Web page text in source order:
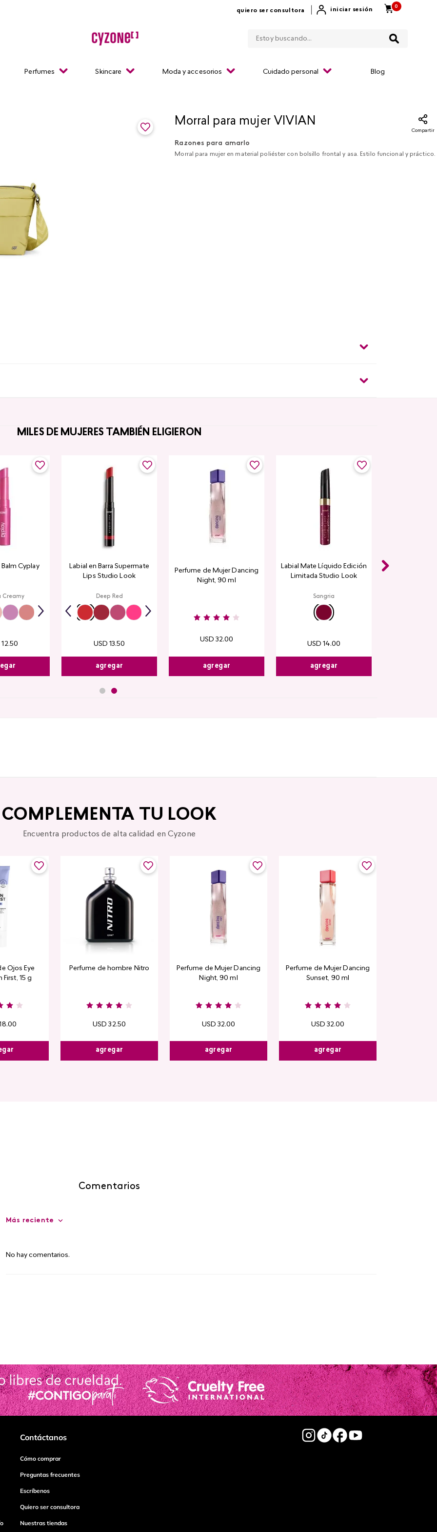
quiero ser consultora iniciar sesión
0
Perfumes Skincare Moda y accesorios Cuidado personal Blog
Morral para mujer VIVIAN
Compartir
Razones para amarlo
Morral para mujer en material poliéster con bolsillo frontal y asa. Estilo funcional y práctico.
MILES DE MUJERES TAMBIÉN ELIGIERON
Cyplay
Creamy
12.50
Labial en Barra Supermate
Lips Studio Look
Deep Red
USD 13.50
agregar
Perfume de Mujer Dancing
Night, 90 ml
USD 32.00
agregar
Labial Mate Líquido Edición
Limitada Studio Look
Sangria
USD 14.00
agregar
COMPLEMENTA TU LOOK
Encuentra productos de alta calidad en Cyzone
Ojos Eye
First, 15 g
.00
Perfume de hombre Nitro
USD 32.50
agregar
Perfume de Mujer Dancing
Night, 90 ml
USD 32.00
agregar
Perfume de Mujer Dancing
Sunset, 90 ml
USD 32.00
agregar
Comentarios
Más reciente
No hay comentarios.
Contáctanos
Cómo comprar
Preguntas frecuentes
Escríbenos
Quiero ser consultora
Nuestras tiendas